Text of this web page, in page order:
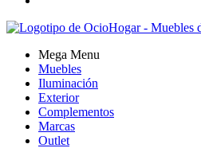
Mega Menu
Muebles
Iluminación
Exterior
Complementos
Marcas
Outlet